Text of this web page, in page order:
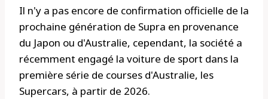
Il n'y a pas encore de confirmation officielle de la
prochaine génération de Supra en provenance
du Japon ou d'Australie, cependant, la société a
récemment engagé la voiture de sport dans la
première série de courses d'Australie, les
Supercars, à partir de 2026.